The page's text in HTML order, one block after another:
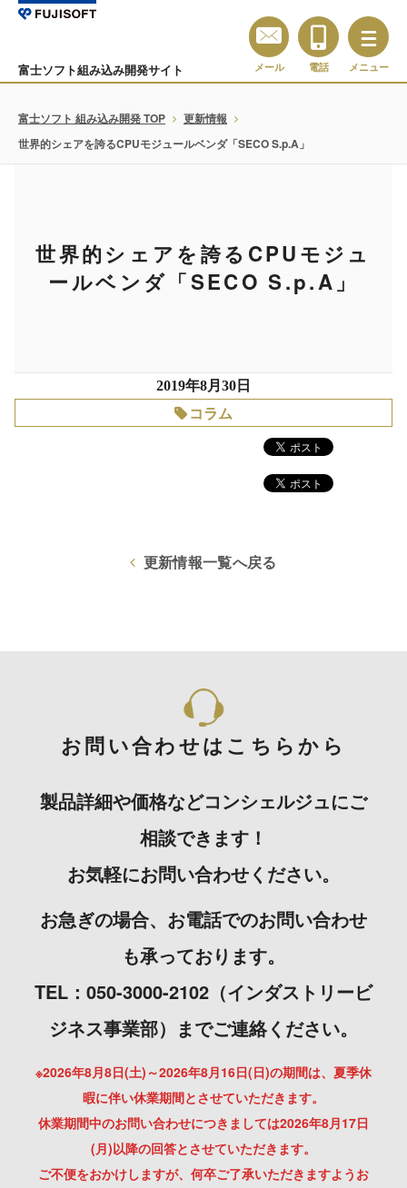
富士ソフト組み込み開発サイト メール 電話 メニュー
富士ソフト 組み込み開発 TOP
更新情報
世界的シェアを誇るCPUモジュールベンダ「SECO S.p.A」
世界的シェアを誇るCPUモジュ
ールベンダ「SECO S.p.A」
2019年8月30日
コラム
更新情報一覧へ戻る
お問い合わせはこちらから
製品詳細や価格などコンシェルジュにご
相談できます！
お気軽にお問い合わせください。
お急ぎの場合、お電話でのお問い合わせ
も承っております。
TEL：050-3000-2102（インダストリービ
ジネス事業部）までご連絡ください。
※2026年8月8日(土)～2026年8月16日(日)の期間は、夏季休
暇に伴い休業期間とさせていただきます。
休業期間中のお問い合わせにつきましては2026年8月17日
(月)以降の回答とさせていただきます。
ご不便をおかけしますが、何卒ご了承いただきますようお